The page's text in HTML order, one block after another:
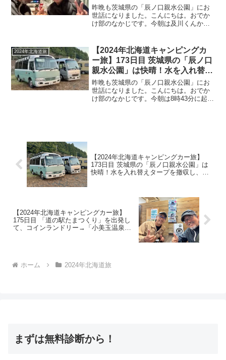
コンビニで買ってきてくれたおに
ぎりで朝ご飯♪雨が止まず、車内
でのんびり過ごす1日でした
昨晩も茨城県の「辰ノ口親水公園」にお
世話になりました。こんにちは。おでか
け部のなかじです。今朝は及川くんから
時46分に着信あり^^;気付かずに爆睡して
いまし...
2024年北海道旅
【2024年北海道キャンピングカ
ー旅】173日目 茨城県の「辰ノ口
親水公園」は快晴！水を入れ替え
タープを撤収し、夕方に
Facebook繋がりの石井さんが来
てくれて我が家で宴会♪
昨晩も茨城県の「辰ノ口親水公園」にお
世話になりました。こんにちは。おでか
け部のなかじです。今朝は8時43分に起
【2024年北海道キャンピングカー旅】
173日目 茨城県の「辰ノ口親水公園」は
快晴！水を入れ替えタープを撤収し、夕
【2024年北海道キャンピングカー旅】
175日目 「道の駅たまつくり」を出発し
て、コインランドリー→「小美玉温泉
ホーム
2024年北海道旅
まずは無料診断から！